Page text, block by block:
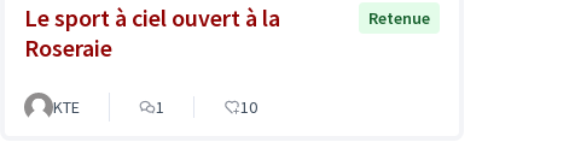
Le sport à ciel ouvert à la
Roseraie
Retenue
KTE 1 10